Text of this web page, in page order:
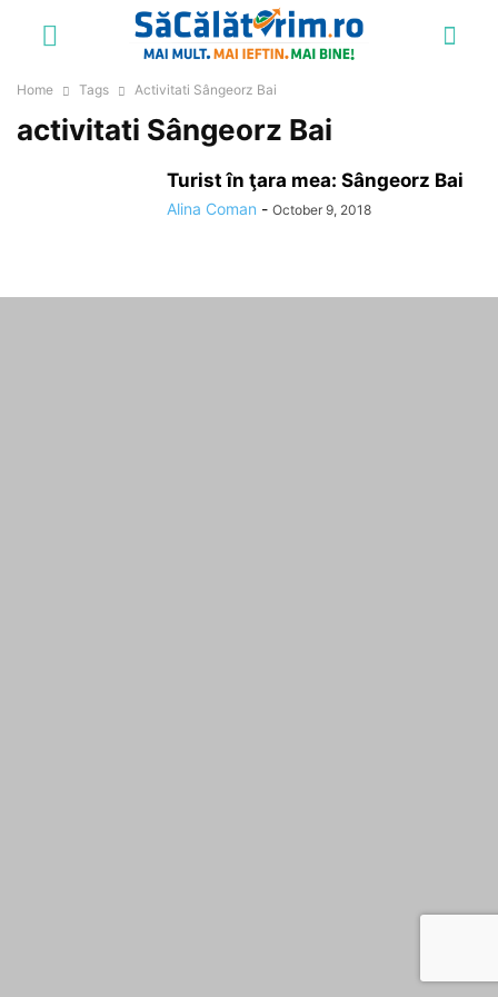
Home Tags Activitati Sângeorz Bai
activitati Sângeorz Bai
Turist în ţara mea: Sângeorz Bai
Alina Coman - October 9, 2018